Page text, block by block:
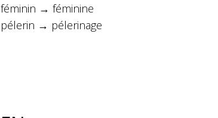
féminin → féminine
pélerin → pélerinage